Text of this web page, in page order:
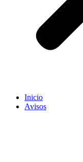
Inicio
Avisos